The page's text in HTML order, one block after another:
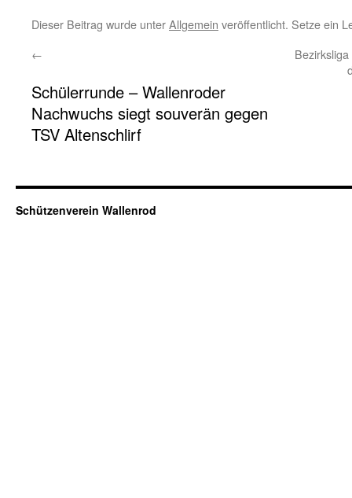
Dieser Beitrag wurde unterAllgemein veröffentlicht. Setze ein
←
Schülerrunde – Wallenroder
Nachwuchs siegt souverän gegen
TSV Altenschlirf
Schützenverein Wallenrod